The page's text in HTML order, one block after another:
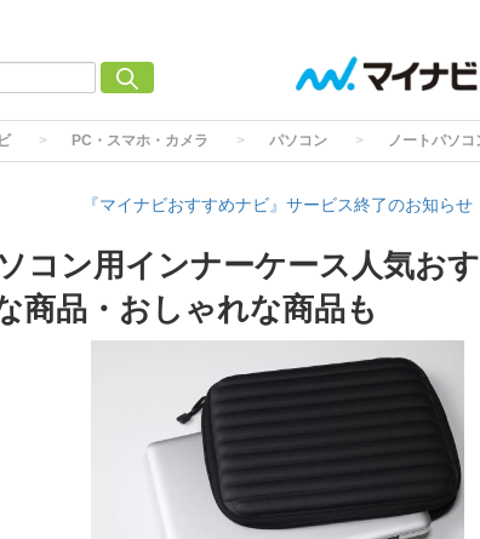
PC・スマホ・カメラ パソコン ノートパソ
『マイナビおすすめナビ』サービス終了のお知らせ
コン用インナーケース人気お
商品・おしゃれな商品も